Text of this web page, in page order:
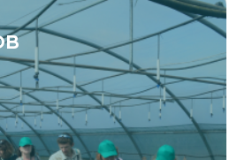
дом № 37
«Девелопмент